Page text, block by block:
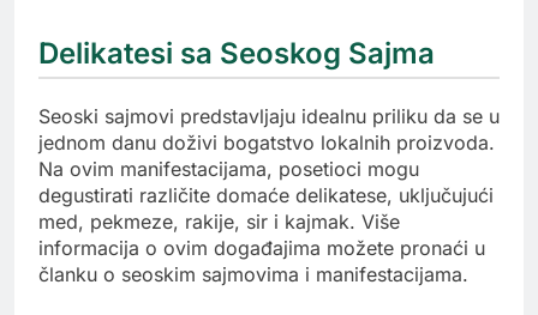
Delikatesi sa Seoskog Sajma
Seoski sajmovi predstavljaju idealnu priliku da se u
jednom danu doživi bogatstvo lokalnih proizvoda.
Na ovim manifestacijama, posetioci mogu
degustirati različite domaće delikatese, uključujući
med, pekmeze, rakije, sir i kajmak. Više
informacija o ovim događajima možete pronaći u
članku o seoskim sajmovima i manifestacijama.